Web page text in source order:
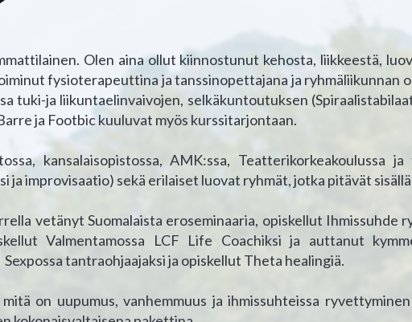
Olen aina ollut kiinnostunut kehosta, liikkeestä,
fysioterapeuttina ja tanssinopettajana ja ryhmäliikunnan
tuki-ja liikuntaelinvaivojen, selkäkuntoutuksen
ja Footbic kuuluvat myös kurssitarjontaan.
kansalaisopistossa, AMK:ssa, Teatterikorkeakoulussa
ja improvisaatio) sekä erilaiset luovat ryhmät, jotka pitävät
vetänyt Suomalaista eroseminaaria, opiskellut Ihmissuhde
Valmentamossa LCF Life Coachiksi ja auttanut
tantraohjaajaksi ja opiskellut Theta healingiä.
on uupumus, vanhemmuus ja ihmissuhteissa